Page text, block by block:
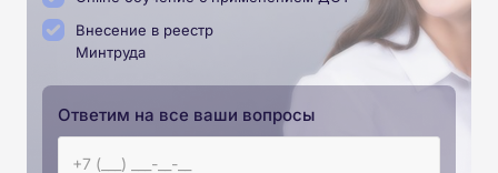
Внесение в реестр
Минтруда
Ответим на все ваши вопросы